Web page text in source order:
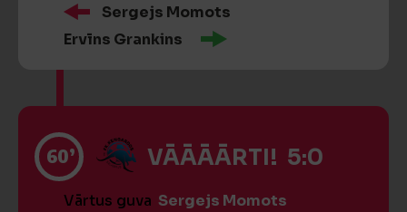
Sergejs Momots
Ervīns Grankins
60’ VĀĀĀĀRTI! 5:0
Vārtus guva Sergejs Momots